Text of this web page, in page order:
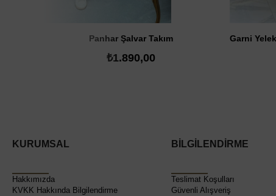
Panhar Şalvar Takım
₺1.890,00
KURUMSAL
Hakkımızda
KVKK Hakkında Bilgilendirme
BİLGİLENDİRME
Teslimat Koşulları
Güvenli Alışveriş